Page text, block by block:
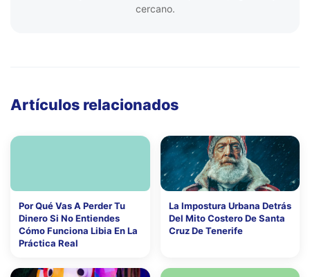
cercano.
Artículos relacionados
Por Qué Vas A Perder Tu
Dinero Si No Entiendes
Cómo Funciona Libia En La
Práctica Real
La Impostura Urbana Detrás
Del Mito Costero De Santa
Cruz De Tenerife